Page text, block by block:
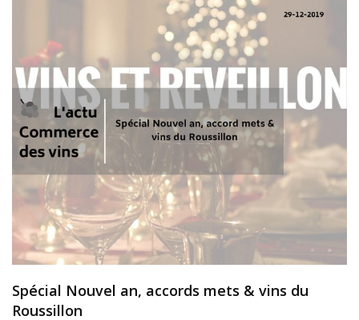
Spécial Nouvel an, accords mets & vins du
Roussillon